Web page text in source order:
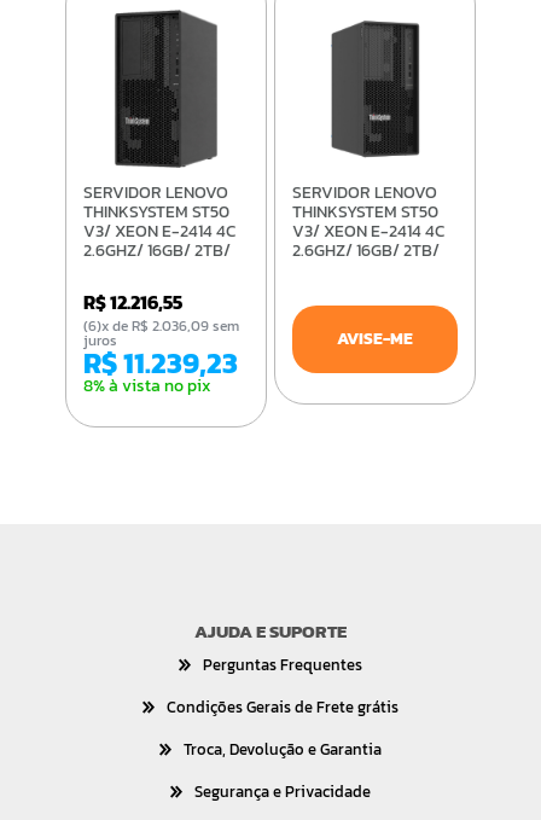
SERVIDOR LENOVO
THINKSYSTEM ST50
V3/ XEON E-2414 4C
2.6GHZ/ 16GB/ 2TB/
GARANTIA
R$ 12.216,55
R$ 11.239,23
8% à vista no pix
(6)x de R$ 2.036,09 sem
juros
SERVIDOR LENOVO
THINKSYSTEM ST50
V3/ XEON E-2414 4C
2.6GHZ/ 16GB/ 2TB/
AVISE-ME
AJUDA E SUPORTE
Perguntas Frequentes
Condições Gerais de Frete grátis
Troca, Devolução e Garantia
Segurança e Privacidade